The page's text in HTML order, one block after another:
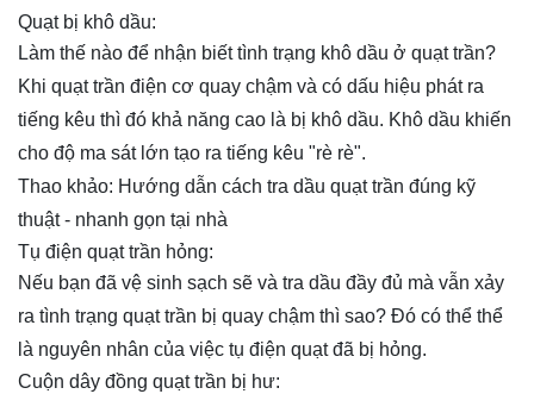
Quạt bị khô dầu:
Làm thế nào để nhận biết tình trạng khô dầu ở quạt trần?
Khi quạt trần điện cơ quay chậm và có dấu hiệu phát ra
tiếng kêu thì đó khả năng cao là bị khô dầu. Khô dầu khiến
cho độ ma sát lớn tạo ra tiếng kêu "rè rè".
Thao khảo: Hướng dẫn cách tra dầu quạt trần đúng kỹ
thuật - nhanh gọn tại nhà
Tụ điện quạt trần hỏng:
Nếu bạn đã vệ sinh sạch sẽ và tra dầu đầy đủ mà vẫn xảy
ra tình trạng quạt trần bị quay chậm thì sao? Đó có thể thể
là nguyên nhân của việc tụ điện quạt đã bị hỏng.
Cuộn dây đồng quạt trần bị hư: